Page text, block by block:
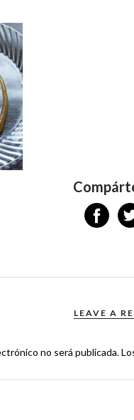
LEAVE A
no será publicada.